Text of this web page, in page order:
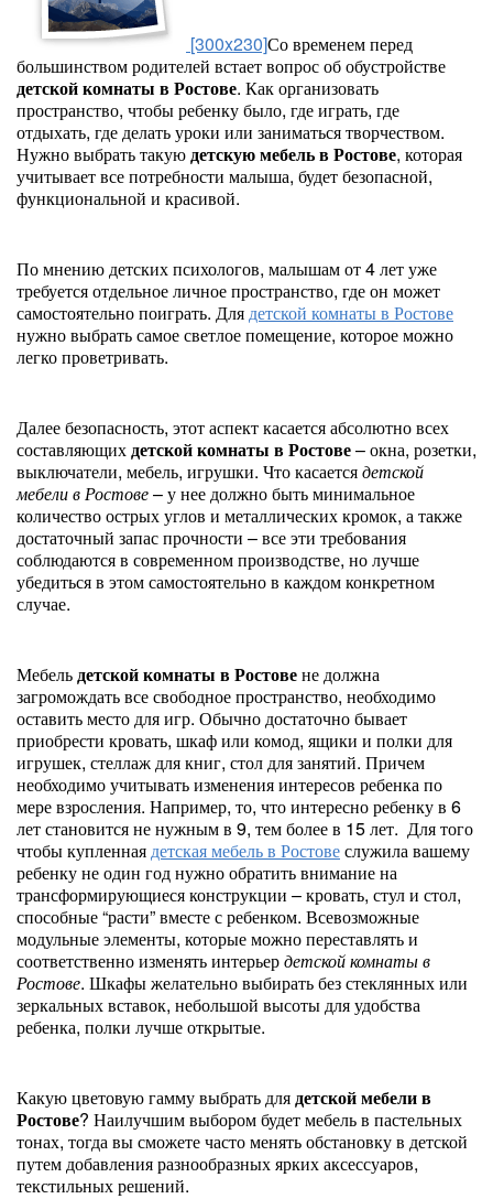
[300x230]Со временем перед
большинством родителей встает вопрос об обустройстве
детской комнаты в Ростове. Как организовать
пространство, чтобы ребенку было, где играть, где
отдыхать, где делать уроки или заниматься творчеством.
Нужно выбрать такуюдетскую мебель в Ростове, которая
учитывает все потребности малыша, будет безопасной,
функциональной и красивой.
По мнению детских психологов, малышам от 4 лет уже
требуется отдельное личное пространство, где он может
самостоятельно поиграть. Длядетской комнаты в Ростове
нужно выбрать самое светлое помещение, которое можно
легко проветривать.
Далее безопасность, этот аспект касается абсолютно всех
составляющихдетской комнаты в Ростове– окна, розетки,
выключатели, мебель, игрушки. Что касаетсядетской
мебели в Ростове– у нее должно быть минимальное
количество острых углов и металлических кромок, а также
достаточный запас прочности – все эти требования
соблюдаются в современном производстве, но лучше
убедиться в этом самостоятельно в каждом конкретном
случае.
Мебельдетской комнаты в Ростовене должна
загромождать все свободное пространство, необходимо
оставить место для игр. Обычно достаточно бывает
приобрести кровать, шкаф или комод, ящики и полки для
игрушек, стеллаж для книг, стол для занятий. Причем
необходимо учитывать изменения интересов ребенка по
мере взросления. Например, то, что интересно ребенку в 6
лет становится не нужным в 9, тем более в 15 лет. Для того
чтобы купленнаядетская мебель в Ростовеслужила вашему
ребенку не один год нужно обратить внимание на
трансформирующиеся конструкции – кровать, стул и стол,
способные “расти” вместе с ребенком. Всевозможные
модульные элементы, которые можно переставлять и
соответственно изменять интерьердетской комнаты в
Ростове. Шкафы желательно выбирать без стеклянных или
зеркальных вставок, небольшой высоты для удобства
ребенка, полки лучше открытые.
Какую цветовую гамму выбрать длядетской мебели в
Ростове? Наилучшим выбором будет мебель в пастельных
тонах, тогда вы сможете часто менять обстановку в детской
путем добавления разнообразных ярких аксессуаров,
текстильных решений.